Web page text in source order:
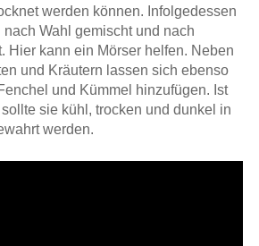
werden können. Infolgedessen
Wahl gemischt und nach
Hier kann ein Mörser helfen. Neben
und Kräutern lassen sich ebenso
und Kümmel hinzufügen. Ist
sie kühl, trocken und dunkel in
werden.